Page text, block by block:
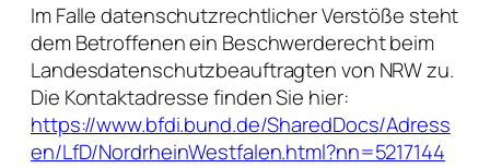
Im Falle datenschutzrechtlicher Verstöße steht
dem Betroffenen ein Beschwerderecht beim
Landesdatenschutzbeauftragten von NRW zu.
Die Kontaktadresse finden Sie hier:
https://www.bfdi.bund.de/SharedDocs/Adress
en/LfD/NordrheinWestfalen.html?nn=5217144